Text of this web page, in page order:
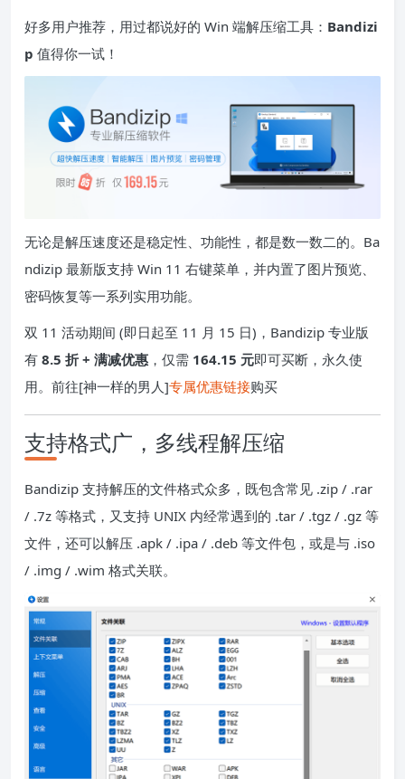
好多用户推荐，用过都说好的 Win 端解压缩工具： Bandizi
p 值得你一试！
无论是解压速度还是稳定性、功能性，都是数一数二的。Ba
ndizip 最新版支持 Win 11 右键菜单，并内置了图片预览、
密码恢复等一系列实用功能。
双 11 活动期间 (即日起至 11 月 15 日)，Bandizip 专业版
有 8.5 折 + 满减优惠 ，仅需 164.15 元即可买断，永久使
用。前往[神一样的男人]专属优惠链接购买
支持格式广，多线程解压缩
Bandizip 支持解压的文件格式众多，既包含常见 .zip / .rar
/ .7z 等格式，又支持 UNIX 内经常遇到的 .tar / .tgz / .gz 等
文件，还可以解压 .apk / .ipa / .deb 等文件包，或是与 .iso
/ .img / .wim 格式关联。